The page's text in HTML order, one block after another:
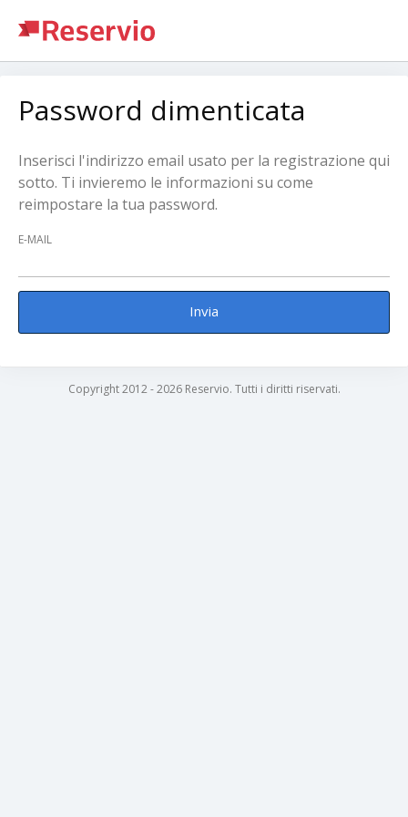
Password dimenticata
Inserisci l'indirizzo email usato per la registrazione qui
sotto. Ti invieremo le informazioni su come
reimpostare la tua password.
E-MAIL
Invia
Copyright 2012 - 2026 Reservio. Tutti i diritti riservati.